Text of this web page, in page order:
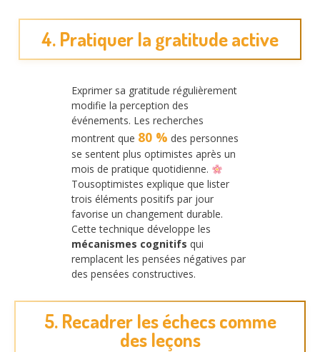
4. Pratiquer la gratitude active
Exprimer sa gratitude régulièrement
modifie la perception des
événements. Les recherches
montrent que 80 % des personnes
se sentent plus optimistes après un
mois de pratique quotidienne.
Tousoptimistes explique que lister
trois éléments positifs par jour
favorise un changement durable.
Cette technique développe les
mécanismes cognitifs qui
remplacent les pensées négatives par
des pensées constructives.
5. Recadrer les échecs comme
des leçons